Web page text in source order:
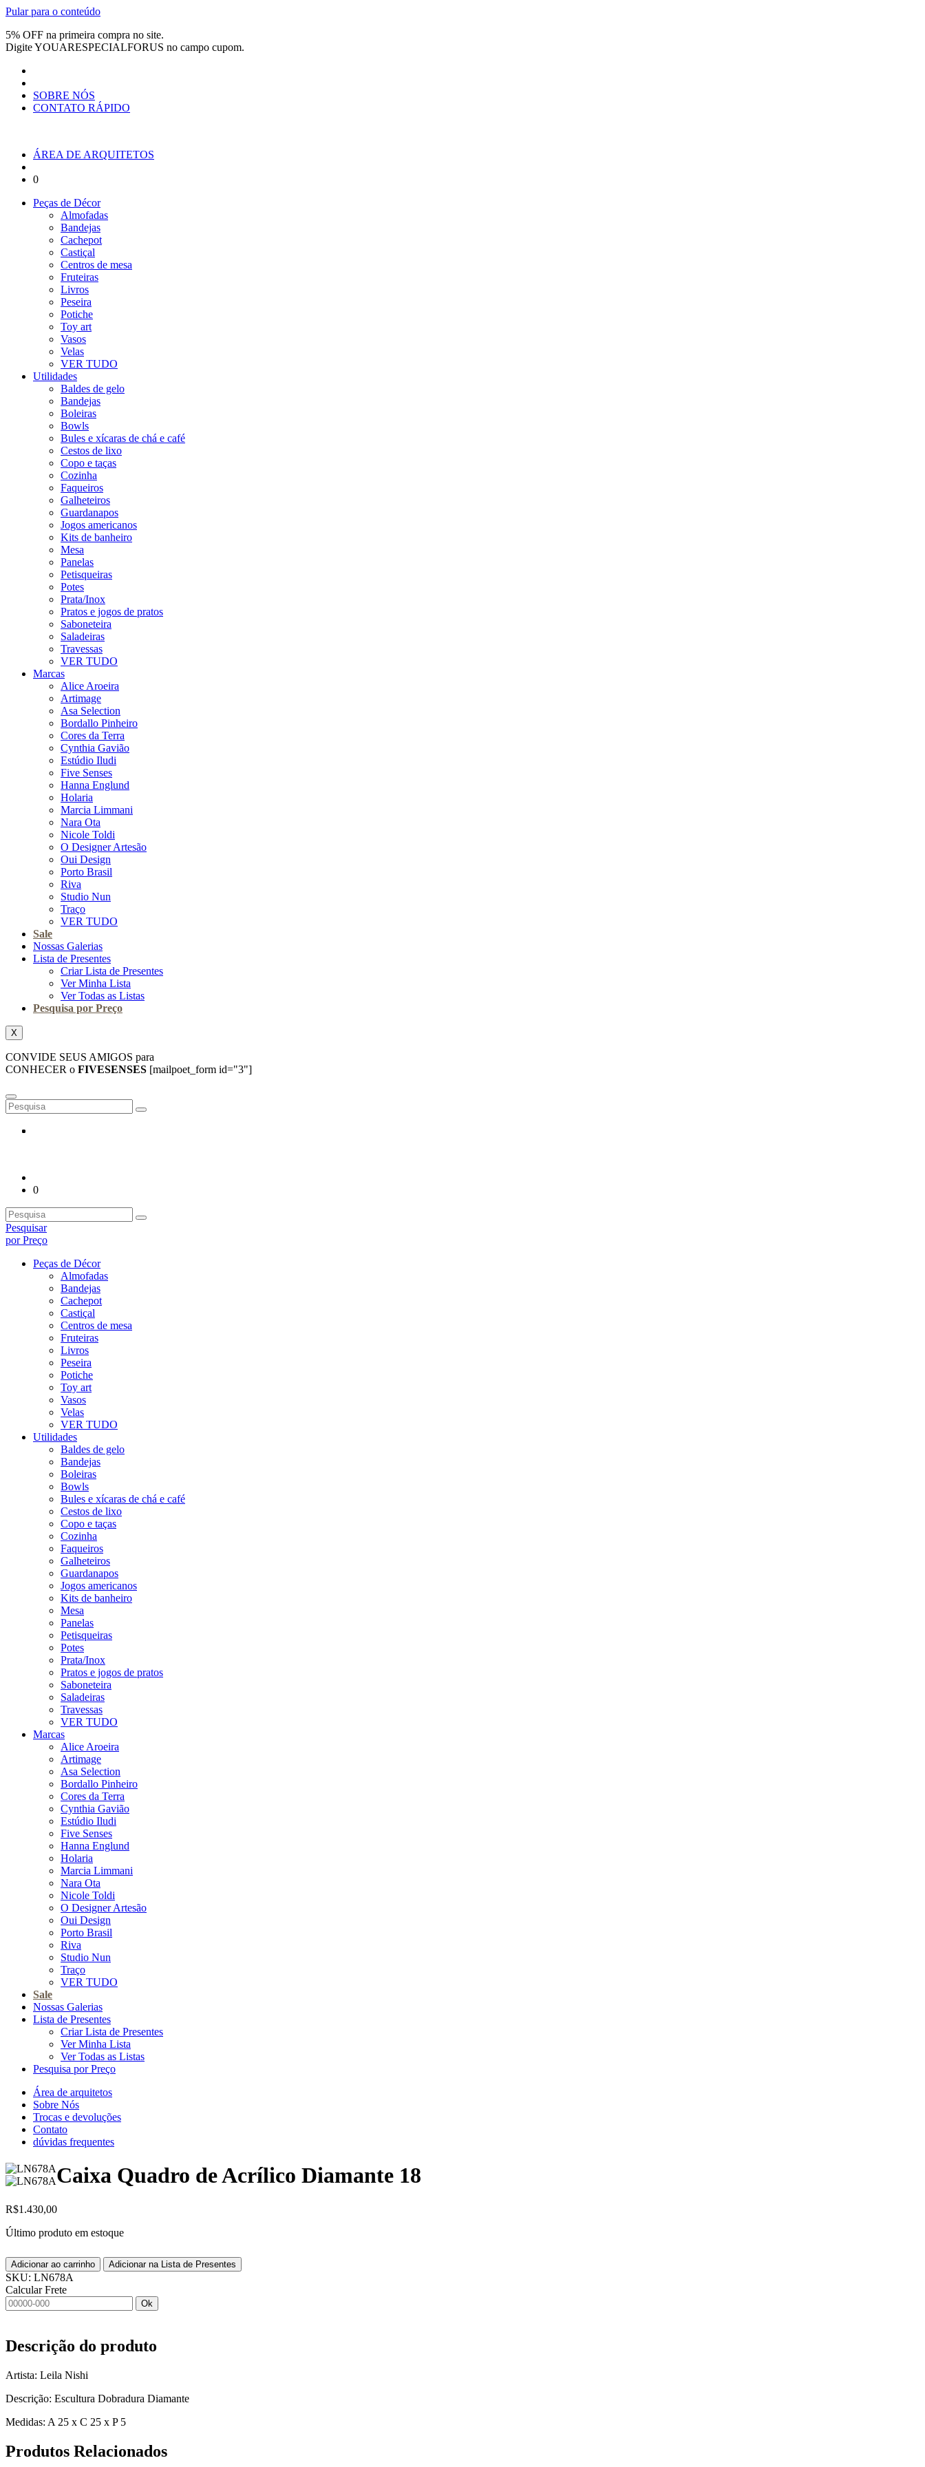
Pular para o conteúdo
5% OFF na primeira compra no site.
DigiteYOUARESPECIALFORUS no campo cupom.
SOBRE NÓS
CONTATO RÁPIDO
ÁREA DE ARQUITETOS
0
Peças de Décor
Almofadas
Bandejas
Cachepot
Castiçal
Centros de mesa
Fruteiras
Livros
Peseira
Potiche
Toy art
Vasos
Velas
VER TUDO
Utilidades
Baldes de gelo
Bandejas
Boleiras
Bowls
Bules e xícaras de chá e café
Cestos de lixo
Copo e taças
Cozinha
Faqueiros
Galheteiros
Guardanapos
Jogos americanos
Kits de banheiro
Mesa
Panelas
Petisqueiras
Potes
Prata/Inox
Pratos e jogos de pratos
Saboneteira
Saladeiras
Travessas
VER TUDO
Marcas
Alice Aroeira
Artimage
Asa Selection
Bordallo Pinheiro
Cores da Terra
Cynthia Gavião
Estúdio Iludi
Five Senses
Hanna Englund
Holaria
Marcia Limmani
Nara Ota
Nicole Toldi
O Designer Artesão
Oui Design
Porto Brasil
Riva
Studio Nun
Traço
VER TUDO
Sale
Nossas Galerias
Lista de Presentes
Criar Lista de Presentes
Ver Minha Lista
Ver Todas as Listas
Pesquisa por Preço
X
CONVIDE SEUS AMIGOS para
CONHECER o FIVESENSES [mailpoet_form id="3"]
0
Pesquisar
por Preço
Peças de Décor
Almofadas
Bandejas
Cachepot
Castiçal
Centros de mesa
Fruteiras
Livros
Peseira
Potiche
Toy art
Vasos
Velas
VER TUDO
Utilidades
Baldes de gelo
Bandejas
Boleiras
Bowls
Bules e xícaras de chá e café
Cestos de lixo
Copo e taças
Cozinha
Faqueiros
Galheteiros
Guardanapos
Jogos americanos
Kits de banheiro
Mesa
Panelas
Petisqueiras
Potes
Prata/Inox
Pratos e jogos de pratos
Saboneteira
Saladeiras
Travessas
VER TUDO
Marcas
Alice Aroeira
Artimage
Asa Selection
Bordallo Pinheiro
Cores da Terra
Cynthia Gavião
Estúdio Iludi
Five Senses
Hanna Englund
Holaria
Marcia Limmani
Nara Ota
Nicole Toldi
O Designer Artesão
Oui Design
Porto Brasil
Riva
Studio Nun
Traço
VER TUDO
Sale
Nossas Galerias
Lista de Presentes
Criar Lista de Presentes
Ver Minha Lista
Ver Todas as Listas
Pesquisa por Preço
Área de arquitetos
Sobre Nós
Trocas e devoluções
Contato
dúvidas frequentes
Caixa Quadro de Acrílico Diamante 18
R$1.430,00
Último produto em estoque
Adicionar ao carrinho Adicionar na Lista de Presentes
SKU: LN678A
Calcular Frete
Ok
Descrição do produto
Artista: Leila Nishi
Descrição: Escultura Dobradura Diamante
Medidas: A 25 x C 25 x P 5
Produtos Relacionados